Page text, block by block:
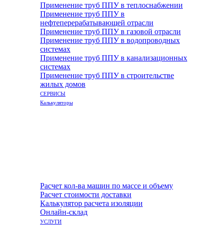
Применение труб ППУ в теплоснабжении
Применение труб ППУ в
нефтеперерабатывающей отрасли
Применение труб ППУ в газовой отрасли
Применение труб ППУ в водопроводных
системах
Применение труб ППУ в канализационных
системах
Применение труб ППУ в строительстве
жилых домов
СЕРВИСЫ
Калькуляторы
Расчет кол-ва машин по массе и объему
Расчет стоимости доставки
Калькулятор расчета изоляции
Онлайн-склад
УСЛУГИ